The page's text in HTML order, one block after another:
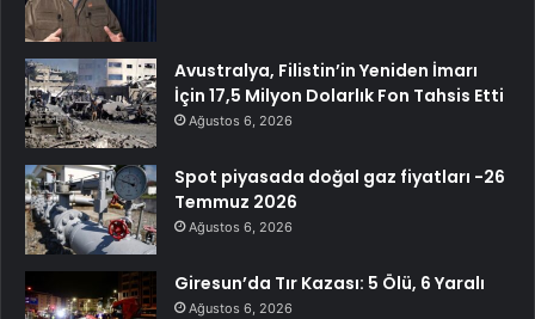
Avustralya, Filistin’in Yeniden İmarı
İçin 17,5 Milyon Dolarlık Fon Tahsis Etti
Ağustos 6, 2026
Spot piyasada doğal gaz fiyatları -26
Temmuz 2026
Ağustos 6, 2026
Giresun’da Tır Kazası: 5 Ölü, 6 Yaralı
Ağustos 6, 2026